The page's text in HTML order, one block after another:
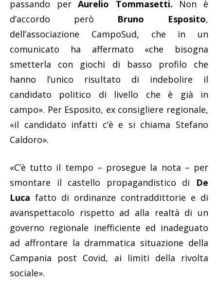
passando perAurelio Tommasetti. Non è
d’accordo però Bruno Esposito,
dell’associazione CampoSud, che in un
comunicato ha affermato «che bisogna
smetterla con giochi di basso profilo che
hanno l’unico risultato di indebolire il
candidato politico di livello che è già in
campo». Per Esposito, ex consigliere regionale,
«il candidato infatti c’è e si chiama Stefano
Caldoro».
«C’è tutto il tempo – prosegue la nota – per
smontare il castello propagandistico di De
Luca fatto di ordinanze contraddittorie e di
avanspettacolo rispetto ad alla realtà di un
governo regionale inefficiente ed inadeguato
ad affrontare la drammatica situazione della
Campania post Covid, ai limiti della rivolta
sociale».